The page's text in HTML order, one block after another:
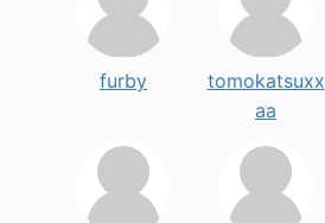
furby
tomokatsuxx
aa